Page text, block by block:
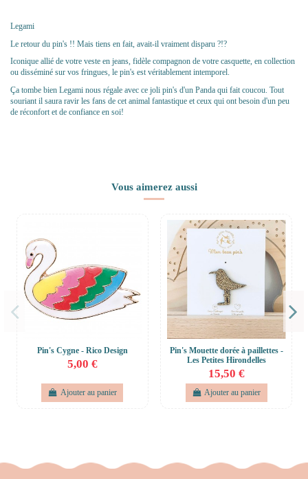
Legami
Le retour du pin's !! Mais tiens en fait, avait-il vraiment disparu ?!?
Iconique allié de votre veste en jeans, fidèle compagnon de votre casquette, en collection
ou disséminé sur vos fringues, le pin's est véritablement intemporel.
Ça tombe bien Legami nous régale avec ce joli pin's d'un Panda qui fait coucou. Tout
souriant il saura ravir les fans de cet animal fantastique et ceux qui ont besoin d'un peu
de réconfort et de confiance en soi!
Vous aimerez aussi
Pin's Cygne - Rico Design
5,00 €
Ajouter au panier
Pin's Mouette dorée à paillettes -
Les Petites Hirondelles
15,50 €
Ajouter au panier